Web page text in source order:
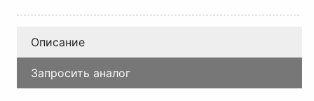
Описание
Запросить аналог